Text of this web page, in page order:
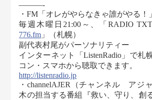
———-
・FM「オレがやらなきゃ誰がやる！
毎週木曜日21:00～、「RADIO TXT
776.fm 」（札幌）
副代表村尾がパーソナリティー
インターネット「ListenRadio」で札
コン・スマホから聴取できます。
http://listenradio.jp
・channelAJER（チャンネル アジ
木の担当する番組『救い、守り、創